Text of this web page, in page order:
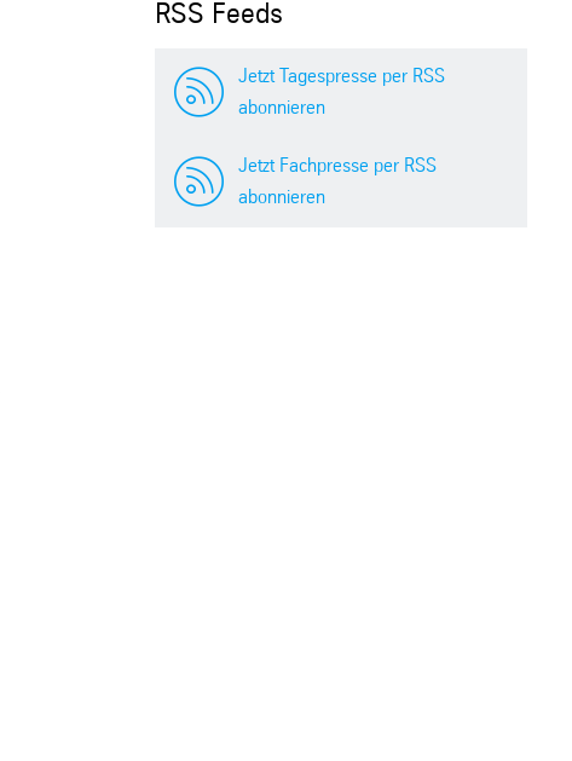
RSS Feeds
Jetzt Tagespresse per RSS
abonnieren
Jetzt Fachpresse per RSS
abonnieren